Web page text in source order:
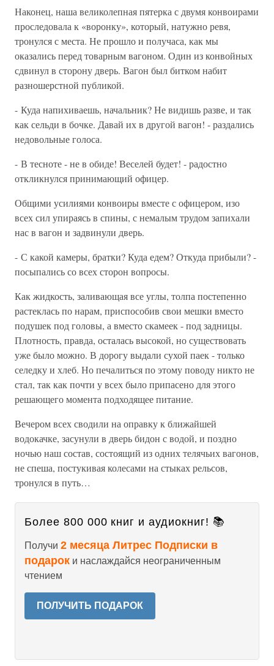
Наконец, наша великолепная пятерка с двумя конвоирами
проследовала к «воронку», который, натужно ревя,
тронулся с места. Не прошло и получаса, как мы
оказались перед товарным вагоном. Один из конвойных
сдвинул в сторону дверь. Вагон был битком набит
разношерстной публикой.
- Куда напихиваешь, начальник? Не видишь разве, и так
как сельди в бочке. Давай их в другой вагон! - раздались
недовольные голоса.
- В тесноте - не в обиде! Веселей будет! - радостно
откликнулся принимающий офицер.
Общими усилиями конвоиры вместе с офицером, изо
всех сил упираясь в спины, с немалым трудом запихали
нас в вагон и задвинули дверь.
- С какой камеры, братки? Куда едем? Откуда прибыли? -
посыпались со всех сторон вопросы.
Как жидкость, заливающая все углы, толпа постепенно
растеклась по нарам, приспособив свои мешки вместо
подушек под головы, а вместо скамеек - под задницы.
Плотность, правда, осталась высокой, но существовать
уже было можно. В дорогу выдали сухой паек - только
селедку и хлеб. Но печалиться по этому поводу никто не
стал, так как почти у всех было припасено для этого
решающего момента подходящее питание.
Вечером всех сводили на оправку к ближайшей
водокачке, засунули в дверь бидон с водой, и поздно
ночью наш состав, состоящий из одних телячьих вагонов,
не спеша, постукивая колесами на стыках рельсов,
тронулся в путь…
Более 800 000 книг и аудиокниг! 📚
Получи 2 месяца Литрес Подписки в
подарок и наслаждайся неограниченным
чтением
ПОЛУЧИТЬ ПОДАРОК